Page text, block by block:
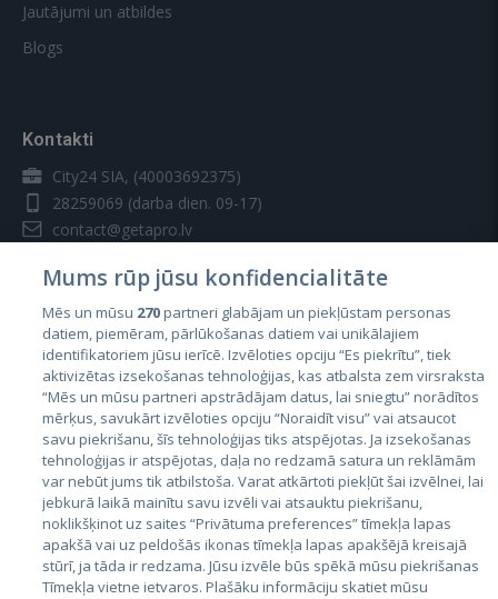
Jautājumi un atbildes
Blogs
Kontakti
City24 SIA, (40003692375)
28259069 (darba dien. 09-17)
contact@getapro.lv
Valstis
Igaunija
Latvija
Lietuva
Mums rūp jūsu konfidencialitāte
Mēs un mūsu 270partneri glabājam un piekļūstam personas
datiem, piemēram, pārlūkošanas datiem vai unikālajiem
identifikatoriem jūsu ierīcē. Izvēloties opciju “Es piekrītu”, tiek
aktivizētas izsekošanas tehnoloģijas, kas atbalsta zem virsraksta
“Mēs un mūsu partneri apstrādājam datus, lai sniegtu” norādītos
mērķus, savukārt izvēloties opciju “Noraidīt visu” vai atsaucot
savu piekrišanu, šīs tehnoloģijas tiks atspējotas. Ja izsekošanas
tehnoloģijas ir atspējotas, daļa no redzamā satura un reklāmām
var nebūt jums tik atbilstoša. Varat atkārtoti piekļūt šai izvēlnei, lai
jebkurā laikā mainītu savu izvēli vai atsauktu piekrišanu,
noklikšķinot uz saites “Privātuma preferences” tīmekļa lapas
apakšā vai uz peldošās ikonas tīmekļa lapas apakšējā kreisajā
stūrī, ja tāda ir redzama. Jūsu izvēle būs spēkā mūsu piekrišanas
Tīmekļa vietne ietvaros. Plašāku informāciju skatiet mūsu